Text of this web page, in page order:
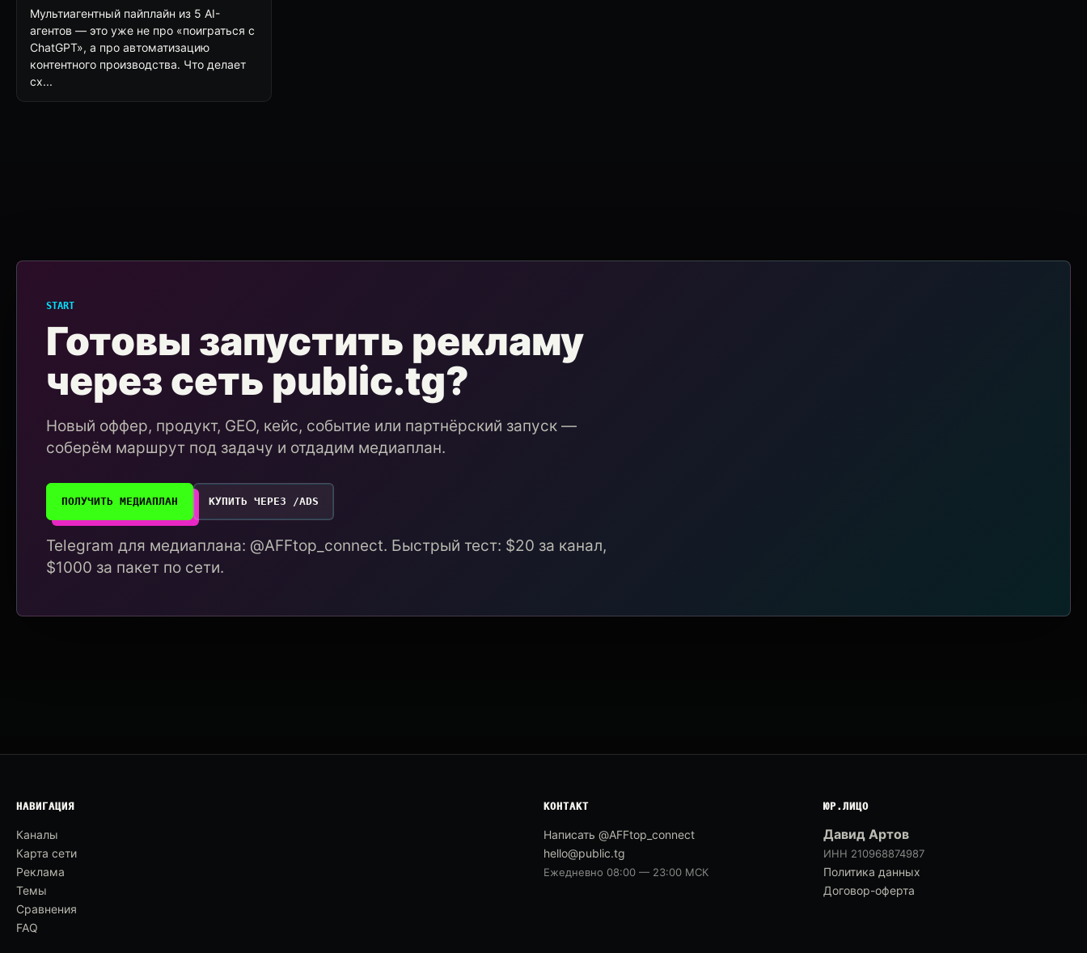
Мультиагентный пайплайн из 5 AI-
агентов — это уже не про «поиграться с
ChatGPT», а про автоматизацию
контентного производства. Что делает
сх...
START
Готовы запустить рекламу
через сеть public.tg?
Новый оффер, продукт, GEO, кейс, событие или партнёрский запуск —
соберём маршрут под задачу и отдадим медиаплан.
ПОЛУЧИТЬ МЕДИАПЛАН КУПИТЬ ЧЕРЕЗ /ADS
Telegram для медиаплана: @AFFtop_connect. Быстрый тест: $20 за канал,
$1000 за пакет по сети.
НАВИГАЦИЯ
Каналы
Карта сети
Реклама
Темы
Сравнения
FAQ
КОНТАКТ
Написать @AFFtop_connect
hello@public.tg
Ежедневно 08:00 — 23:00 МСК
ЮР.ЛИЦО
Давид Артов
ИНН 210968874987
Политика данных
Договор-оферта